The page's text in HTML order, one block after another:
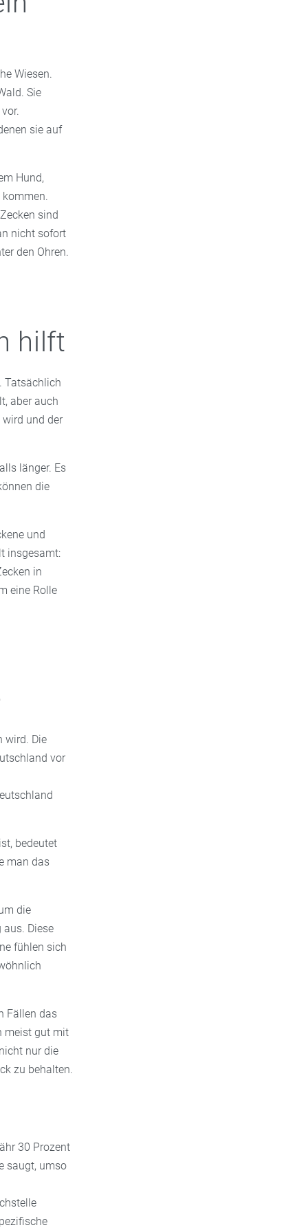
Wiesen.
Sie
sie auf
Hund,
sind
nicht sofort
den Ohren.
hilft
Tatsächlich
aber auch
und der
länger. Es
die
und
insgesamt:
in
eine Rolle
wird. Die
vor
bedeutet
man das
die
Diese
fühlen sich
Fällen das
meist gut mit
nur die
zu behalten.
30 Prozent
saugt, umso